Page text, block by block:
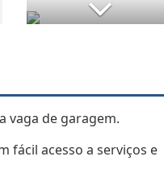
vaga de garagem.
fácil acesso a serviços e